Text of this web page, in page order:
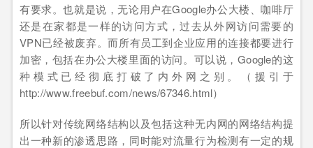
有要求。也就是说，无论用户在Google办公大楼、咖啡厅
还是在家都是一样的访问方式，过去从外网访问需要的
VPN已经被废弃。而所有员工到企业应用的连接都要进行
加密，包括在办公大楼里面的访问。可以说，Google的这
种模式已经彻底打破了内外网之别。（援引于
http://www.freebuf.com/news/67346.html）
所以针对传统网络结构以及包括这种无内网的网络结构提
出一种新的渗透思路，同时能对流量行为检测有一定的规